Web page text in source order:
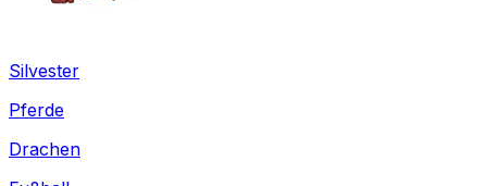
Silvester
Pferde
Drachen